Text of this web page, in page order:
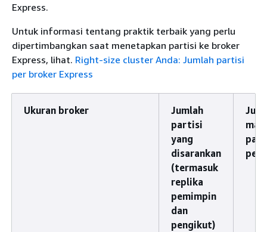
Express.
Untuk informasi tentang praktik terbaik yang perlu
dipertimbangkan saat menetapkan partisi ke broker
Express, lihat. Right-size cluster Anda: Jumlah partisi
per broker Express
Ukuran broker
Jumlah
partisi
yang
disarankan
(termasuk
replika
pemimpin
dan
pengikut)
per